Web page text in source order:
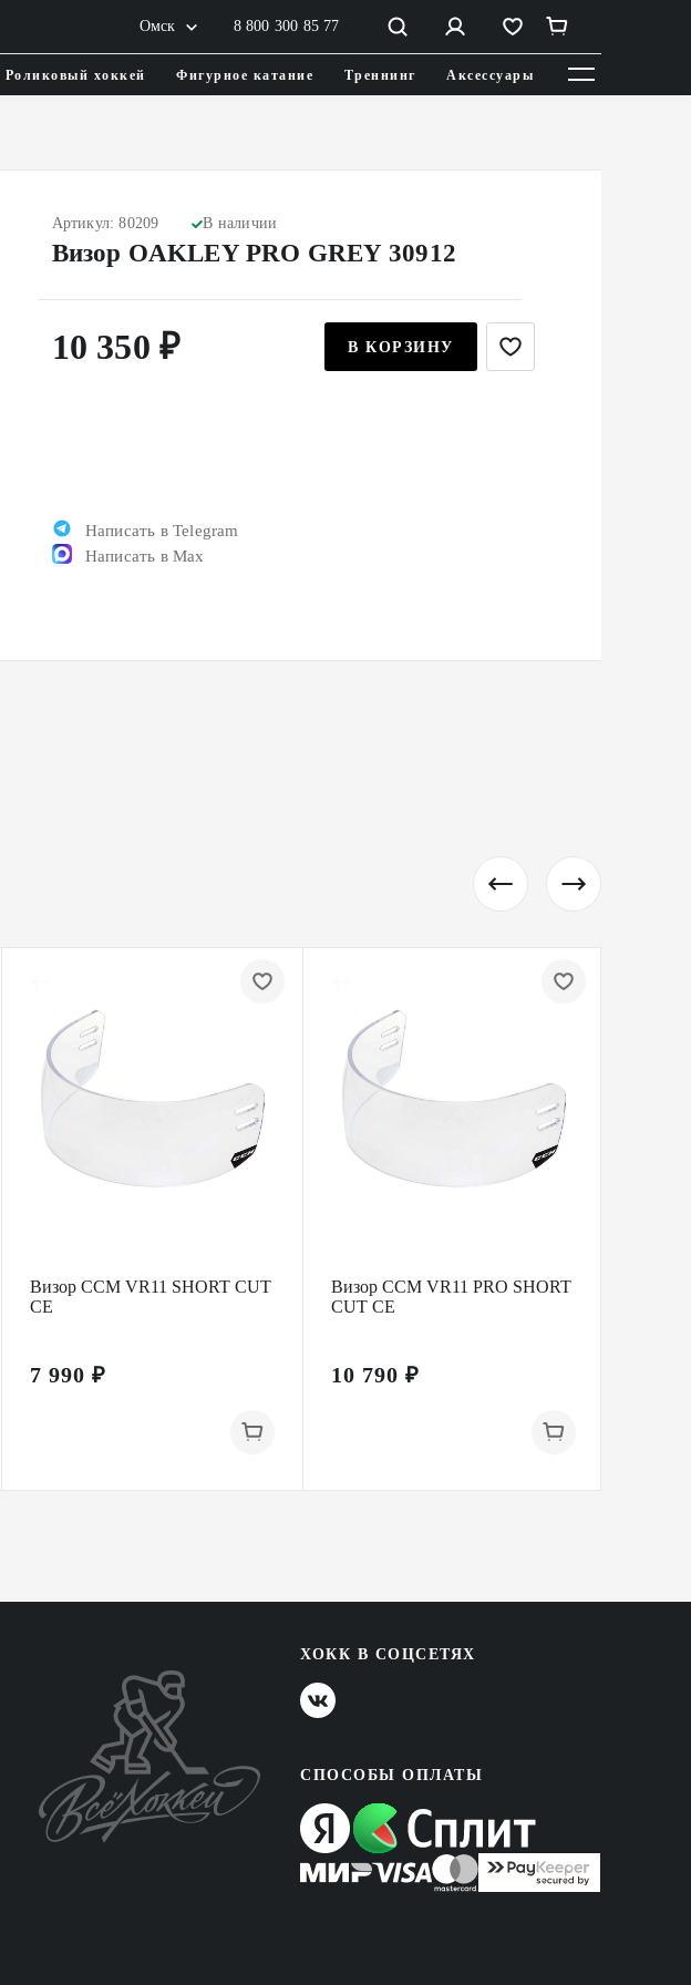
Омск 8 800 300 85 77
Роликовый хоккей Фигурное катание Треннинг Аксессуары
Артикул: 80209 В наличии
Визор OAKLEY PRO GREY 30912
10 350 ₽ В КОРЗИНУ
Написать в Telegram
Написать в Max
Визор CCM VR11 SHORT CUT
CE
7 990 ₽
Визор CCM VR11 PRO SHORT
CUT CE
10 790 ₽
ХОКК В СОЦСЕТЯХ
СПОСОБЫ ОПЛАТЫ